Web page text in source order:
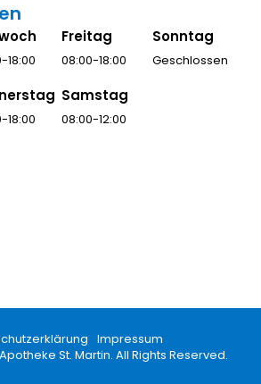
18:00
18:00
Freitag
08:00-18:00
Samstag
08:00-12:00
Sonntag
Geschlossen
St. Martin. All Rights Reserved.
Impressum